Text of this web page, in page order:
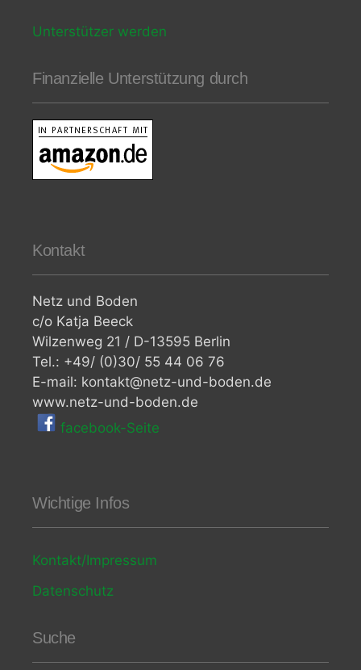
Unterstützer werden
Finanzielle Unterstützung durch
Kontakt
Netz und Boden
c/o Katja Beeck
Wilzenweg 21 / D-13595 Berlin
Tel.: +49/ (0)30/ 55 44 06 76
E-mail: kontakt@netz-und-boden.de
www.netz-und-boden.de
facebook-Seite
Wichtige Infos
Kontakt/Impressum
Datenschutz
Suche